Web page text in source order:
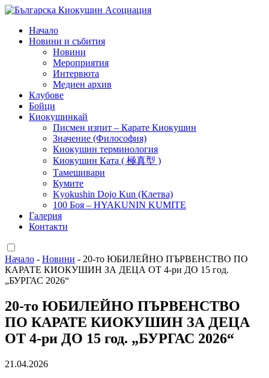
Начало
Новини и събития
Новини
Мероприятия
Интервюта
Медиен архив
Клубове
Бойци
Киокушинкай
Писмен изпит – Карате Киокушин
Значение (Философия)
Киокушин терминология
Киокушин Ката ( 極真型 )
Тамешивари
Кумите
Kyokushin Dojo Kun (Клетва)
100 Боя – HYAKUNIN KUMITE
Галерия
Контакти
Начало - Новини - 20-то ЮБИЛЕЙНО ПЪРВЕНСТВО ПО
КАРАТЕ КИОКУШИН ЗА ДЕЦА ОТ 4-ри ДО 15 год.
„БУРГАС 2026“
20-то ЮБИЛЕЙНО ПЪРВЕНСТВО
ПО КАРАТЕ КИОКУШИН ЗА ДЕЦА
ОТ 4-ри ДО 15 год. „БУРГАС 2026“
21.04.2026